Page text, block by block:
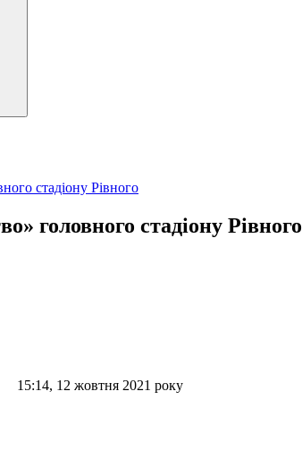
стадіону Рівного
головного стадіону Рівного
15:14, 12 жовтня 2021 року